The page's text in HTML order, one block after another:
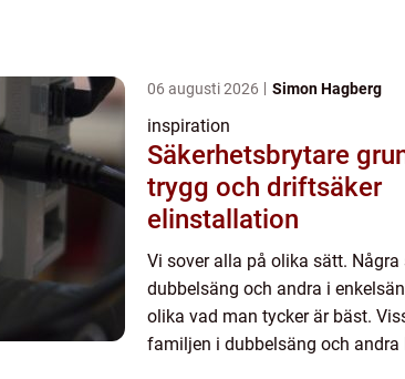
06 augusti 2026 Simon Hagberg
inspiration
Säkerhetsbrytare grunden för
trygg och driftsäker
elinstallation
Vi sover alla på olika sätt. Några
dubbelsäng och andra i
olika vad man tycker är bäst.
familjen i dubbelsäng och andra